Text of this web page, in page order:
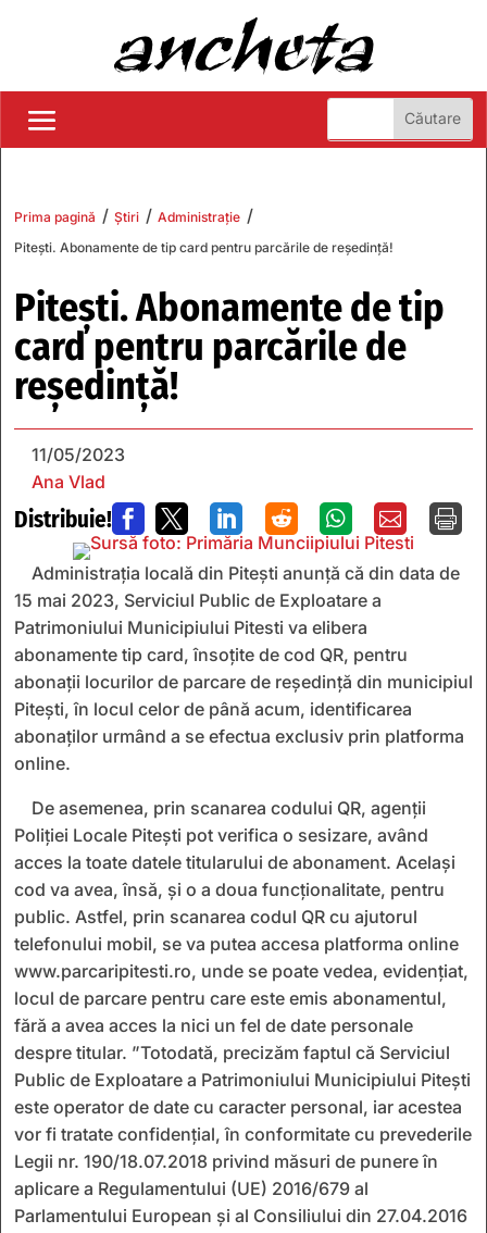
Prima pagină / Știri / Administrație /
Pitești. Abonamente de tip card pentru parcările de reședință!
Pitești. Abonamente de tip
card pentru parcările de
reședință!
11/05/2023
Ana Vlad
Distribuie!       
Administrația locală din Pitești anunță că din data de
15 mai 2023, Serviciul Public de Exploatare a
Patrimoniului Municipiului Pitesti va elibera
abonamente tip card, însoțite de cod QR, pentru
abonații locurilor de parcare de reședință din municipiul
Pitești, în locul celor de până acum, identificarea
abonaților urmând a se efectua exclusiv prin platforma
online.
De asemenea, prin scanarea codului QR, agenții
Poliției Locale Pitești pot verifica o sesizare, având
acces la toate datele titularului de abonament. Același
cod va avea, însă, și o a doua funcționalitate, pentru
public. Astfel, prin scanarea codul QR cu ajutorul
telefonului mobil, se va putea accesa platforma online
www.parcaripitesti.ro, unde se poate vedea, evidențiat,
locul de parcare pentru care este emis abonamentul,
fără a avea acces la nici un fel de date personale
despre titular. ”Totodată, precizăm faptul că Serviciul
Public de Exploatare a Patrimoniului Municipiului Pitești
este operator de date cu caracter personal, iar acestea
vor fi tratate confidenţial, în conformitate cu prevederile
Legii nr. 190/18.07.2018 privind măsuri de punere în
aplicare a Regulamentului (UE) 2016/679 al
Parlamentului European și al Consiliului din 27.04.2016